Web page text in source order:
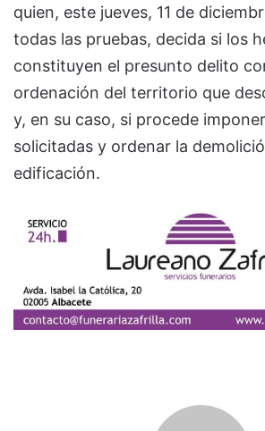
quien, este jueves, 11 de
todas las pruebas, decida si los
constituyen el presunto delito
ordenación del territorio que
y, en su caso, si procede
solicitadas y ordenar la
edificación.